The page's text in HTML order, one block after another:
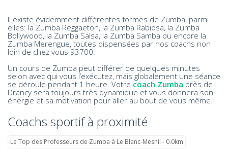
Il existe évidemment différentes formes de Zumba, parmi
elles: la Zumba Reggaeton, la Zumba Rabiosa, la Zumba
Bollywood, la Zumba Salsa, la Zumba Samba ou encore la
Zumba Merengue, toutes dispensées par nos coachs non
loin de chez vous 93700.
Un cours de Zumba peut différer de quelques minutes
selon avec qui vous l’exécutez, mais globalement une séance
se déroule pendant 1 heure. Votre coach Zumba près de
Drancy sera toujours très dynamique et vous donnera son
énergie et sa motivation pour aller au bout de vous même.
Coachs sportif à proximité
Le Top des Professeurs de Zumba à Le Blanc-Mesnil - 0.0km